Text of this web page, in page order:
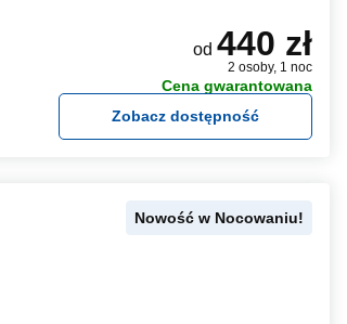
od 440 zł
2 osoby, 1 noc
Cena gwarantowana
Zobacz dostępność
Nowość w Nocowaniu!